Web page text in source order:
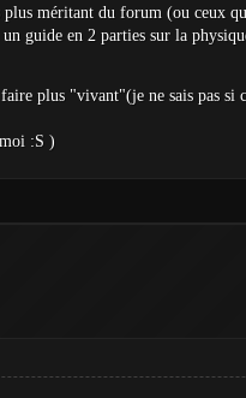
plus méritant du forum (ou
guide en 2 parties sur la
plus "vivant"(je ne sais pas
:S )